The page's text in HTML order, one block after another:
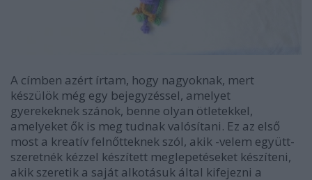
A címben azért írtam, hogy nagyoknak, mert
készülök még egy bejegyzéssel, amelyet
gyerekeknek szánok, benne olyan ötletekkel,
amelyeket ők is meg tudnak valósítani. Ez az első
most a kreatív felnőtteknek szól, akik -velem együtt-
szeretnék kézzel készített meglepetéseket készíteni,
akik szeretik a saját alkotásuk által kifejezni a